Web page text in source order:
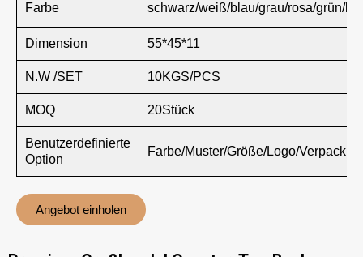
Farbe schwarz/weiß/blau/grau/rosa/grün/
Dimension 55*45*11
N.W /SET 10KGS/PCS
MOQ 20Stück
Benutzerdefinierte
Option
Farbe/Muster/Größe/Logo/
Angebot einholen